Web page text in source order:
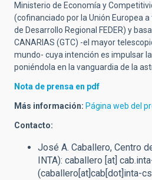
Ministerio de Economía y
(cofinanciado por la Unión Europea
de Desarrollo Regional FEDER) y
CANARIAS (GTC) -el mayor
mundo- cuya intención es impulsar
poniéndola en la vanguardia de la
Nota de prensa en pdf
Más información: Página web del
Contacto:
José A. Caballero, Centro
INTA): caballero [at]
(caballero[at]cab[dot]inta-